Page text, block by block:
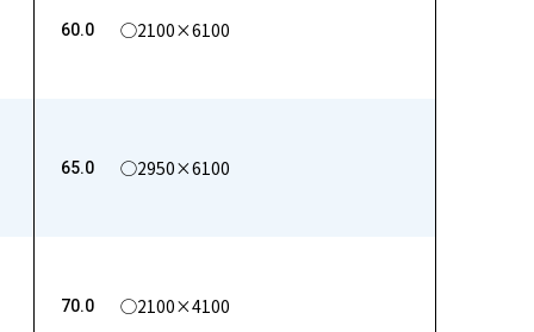
60.0 ◯2100×6100
65.0 ◯2950×6100
70.0 ◯2100×4100